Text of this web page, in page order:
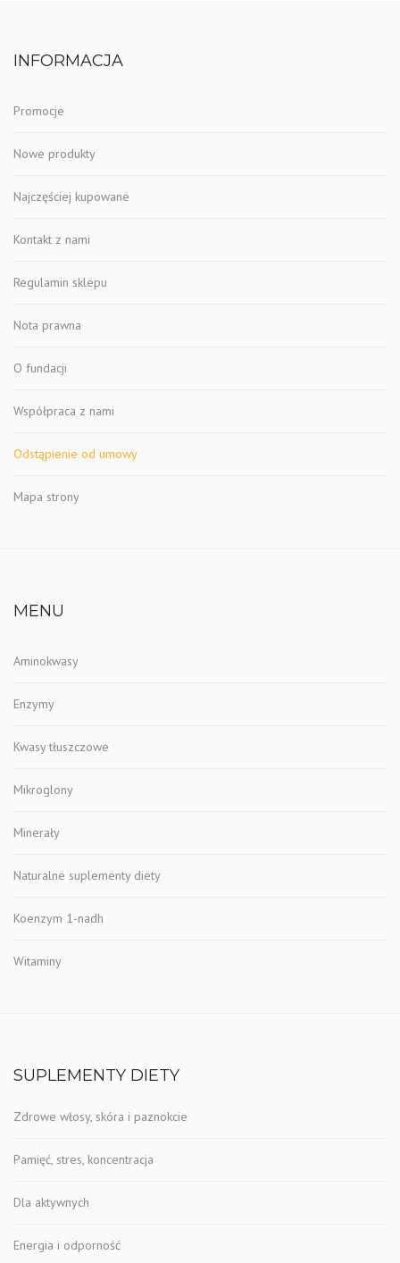
INFORMACJA
Promocje
Nowe produkty
Najczęściej kupowane
Kontakt z nami
Regulamin sklepu
Nota prawna
O fundacji
Współpraca z nami
Odstąpienie od umowy
Mapa strony
MENU
Aminokwasy
Enzymy
Kwasy tłuszczowe
Mikroglony
Minerały
Naturalne suplementy diety
Koenzym 1-nadh
Witaminy
SUPLEMENTY DIETY
Zdrowe włosy, skóra i paznokcie
Pamięć, stres, koncentracja
Dla aktywnych
Energia i odporność